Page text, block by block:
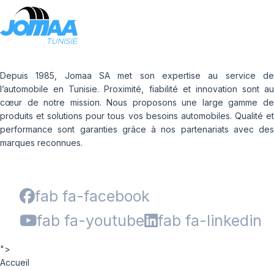
Depuis 1985, Jomaa SA met son expertise au service de
l’automobile en Tunisie. Proximité, fiabilité et innovation sont au
cœur de notre mission. Nous proposons une large gamme de
produits et solutions pour tous vos besoins automobiles. Qualité et
performance sont garanties grâce à nos partenariats avec des
marques reconnues.
fab fa-facebook
fab fa-youtube
fab fa-linkedin
">
Accueil